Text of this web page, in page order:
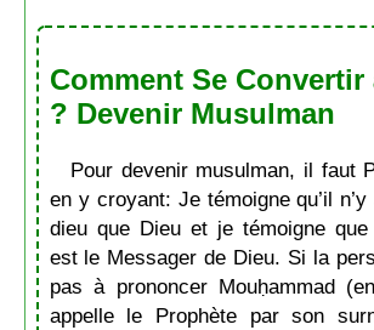
Comment Se Convertir
? Devenir Musulman
Pour devenir musulman, il faut
en y croyant: Je témoigne qu’il n’y
dieu que Dieu et je témoigne que
est le Messager de Dieu. Si la
pas à prononcer Mouḥammad
appelle le Prophète par son